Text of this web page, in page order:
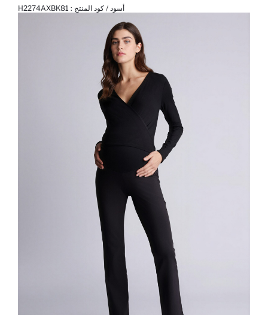
أسود / كود المنتج : H2274AXBK81